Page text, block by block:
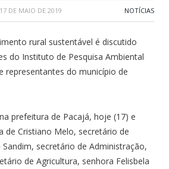
17 DE MAIO DE 2019 NOTÍCIAS
rural sustentável é discutido
do Instituto de Pesquisa Ambiental
representantes do município de
prefeitura de Pacajá, hoje (17) e
de Cristiano Melo, secretário de
secretário de Administração,
de Agricultura, senhora Felisbela